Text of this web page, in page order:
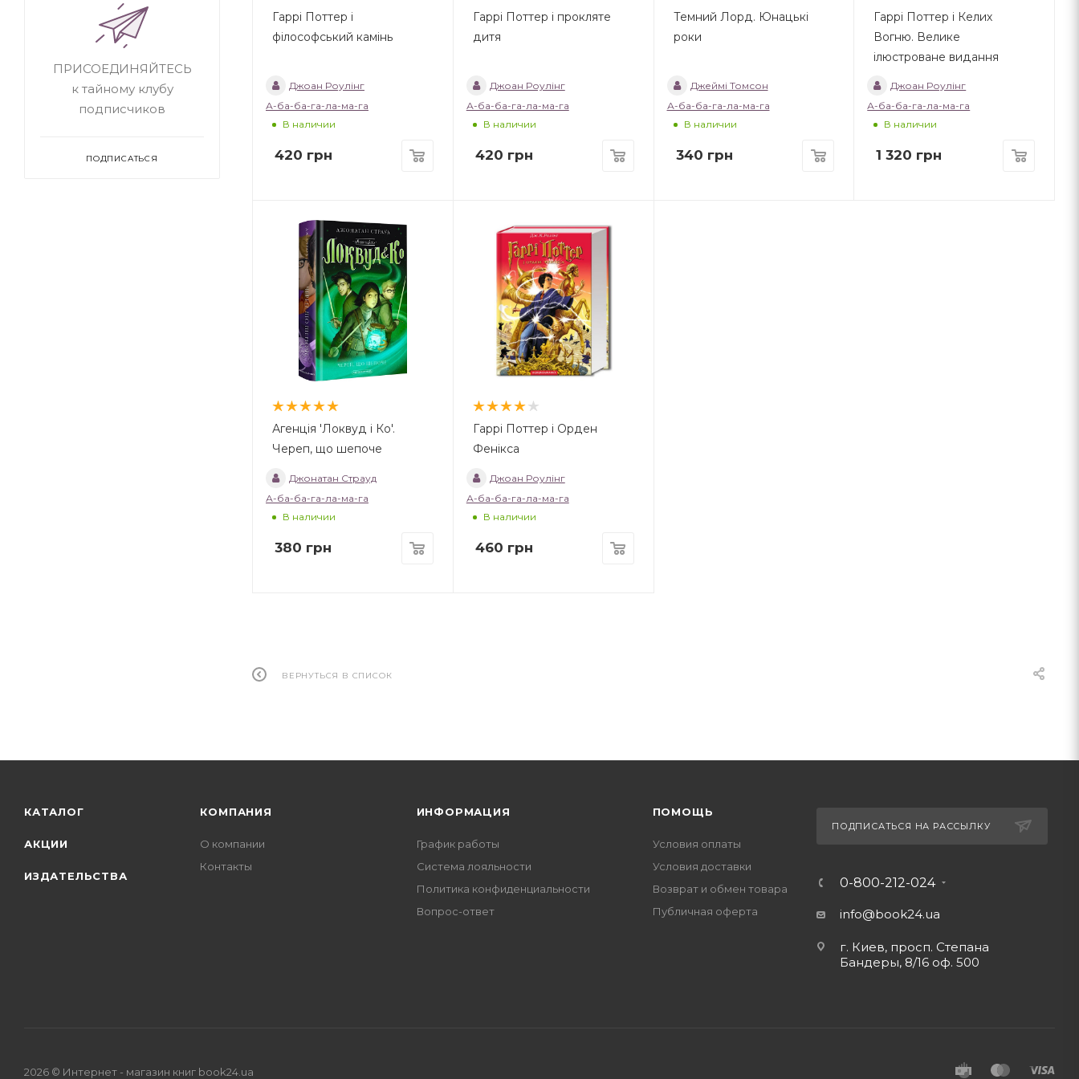
Гаррі Поттер і
філософський камінь
Джоан Роулінг
А-ба-ба-га-ла-ма-га
В наличии
420 грн
Гаррі Поттер і прокляте
дитя
Джоан Роулінг
А-ба-ба-га-ла-ма-га
В наличии
420 грн
Темний Лорд. Юнацькі
роки
Джеймі Томсон
А-ба-ба-га-ла-ма-га
В наличии
340 грн
Гаррі Поттер і Келих
Вогню. Велике
ілюстроване видання
Джоан Роулінг
А-ба-ба-га-ла-ма-га
В наличии
1 320 грн
Агенція 'Локвуд і Ко'.
Череп, що шепоче
Джонатан Страуд
А-ба-ба-га-ла-ма-га
В наличии
380 грн
Гаррі Поттер і Орден
Фенікса
Джоан Роулінг
А-ба-ба-га-ла-ма-га
В наличии
460 грн
ВЕРНУТЬСЯ В СПИСОК
ПРИСОЕДИНЯЙТЕСЬ
к тайному клубу
подписчиков
ПОДПИСАТЬСЯ
КАТАЛОГ
АКЦИИ
ИЗДАТЕЛЬСТВА
КОМПАНИЯ
О компании
Контакты
ИНФОРМАЦИЯ
График работы
Система лояльности
Политика конфиденциальности
Вопрос-ответ
ПОМОЩЬ
Условия оплаты
Условия доставки
Возврат и обмен товара
Публичная оферта
ПОДПИСАТЬСЯ НА РАССЫЛКУ
0-800-212-024
info@book24.ua
г. Киев, просп. Степана
Бандеры, 8/16 оф. 500
2026 © Интернет - магазин книг book24.ua